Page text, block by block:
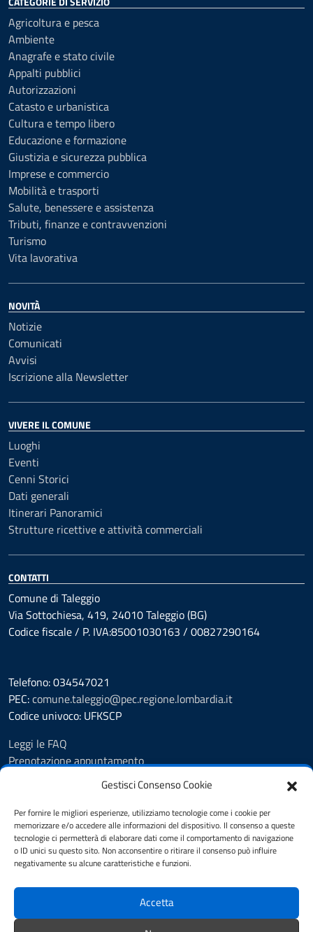
Gestisci Consenso Cookie
Per fornire le migliori esperienze, utilizziamo tecnologie come i cookie per
memorizzare e/o accedere alle informazioni del dispositivo. Il consenso a queste
tecnologie ci permetterà di elaborare dati come il comportamento di navigazione
o ID unici su questo sito. Non acconsentire o ritirare il consenso può influire
negativamente su alcune caratteristiche e funzioni.
Accetta
Agricoltura e pesca
Ambiente
Anagrafe e stato civile
Appalti pubblici
Autorizzazioni
Catasto e urbanistica
Cultura e tempo libero
Educazione e formazione
Giustizia e sicurezza pubblica
Imprese e commercio
Mobilità e trasporti
Salute, benessere e assistenza
Tributi, finanze e contravvenzioni
Turismo
Vita lavorativa
NOVITÀ
Notizie
Comunicati
Avvisi
Iscrizione alla Newsletter
VIVERE IL COMUNE
Luoghi
Eventi
Cenni Storici
Dati generali
Itinerari Panoramici
Strutture ricettive e attività commerciali
CONTATTI
Comune di Taleggio
Via Sottochiesa, 419, 24010 Taleggio (BG)
Codice fiscale / P. IVA:85001030163 / 00827290164
Telefono: 034547021
PEC:comune.taleggio@pec.regione.lombardia.it
Codice univoco: UFKSCP
Leggi le FAQ
Prenotazione appuntamento
Segnalazione disservizio
Richiesta Assistenza
Amministrazione Trasparente
Albo pretorio dal 8.11.23
Albo pretorio fino al 7.11.23
Atti amministrativi
Informativa privacy
Dichiarazione di accessibilità